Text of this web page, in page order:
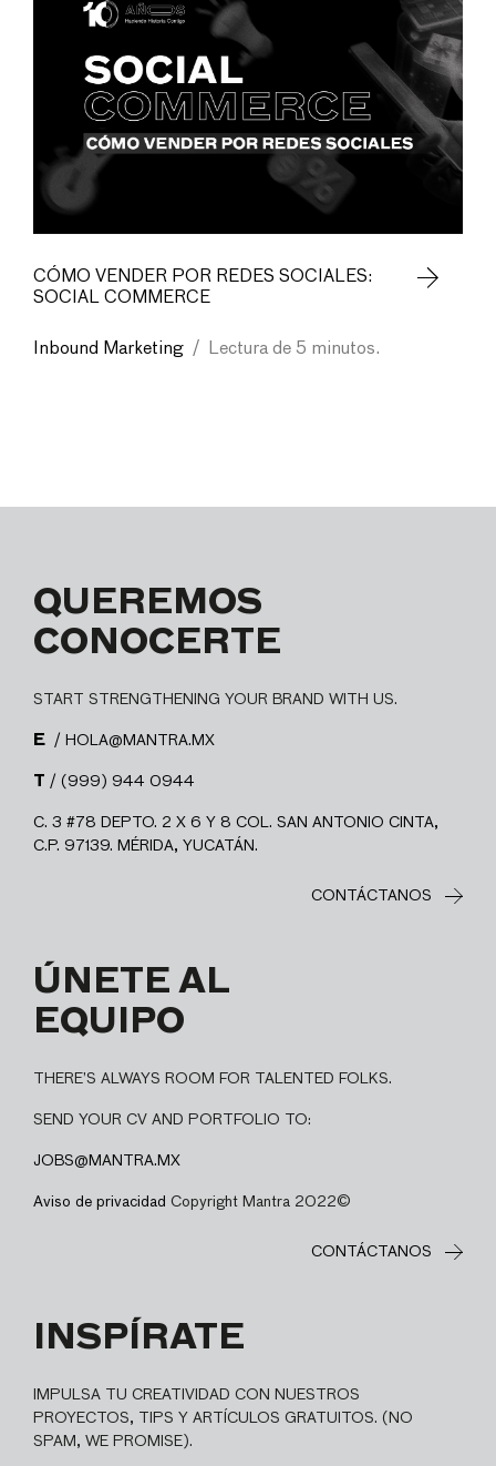
CÓMO VENDER POR REDES SOCIALES:
SOCIAL COMMERCE
Inbound Marketing / Lectura de 5 minutos.
QUEREMOS
CONOCERTE
START STRENGTHENING YOUR BRAND WITH US.
E / HOLA@MANTRA.MX
T / (999) 944 0944
C. 3 #78 DEPTO. 2 X 6 Y 8 COL. SAN ANTONIO CINTA,
C.P. 97139. MÉRIDA, YUCATÁN.
CONTÁCTANOS
ÚNETE AL
EQUIPO
THERE’S ALWAYS ROOM FOR TALENTED FOLKS.
SEND YOUR CV AND PORTFOLIO TO:
JOBS@MANTRA.MX
Aviso de privacidad Copyright Mantra 2022©
CONTÁCTANOS
INSPÍRATE
IMPULSA TU CREATIVIDAD CON NUESTROS
PROYECTOS, TIPS Y ARTÍCULOS GRATUITOS. (NO
SPAM, WE PROMISE).